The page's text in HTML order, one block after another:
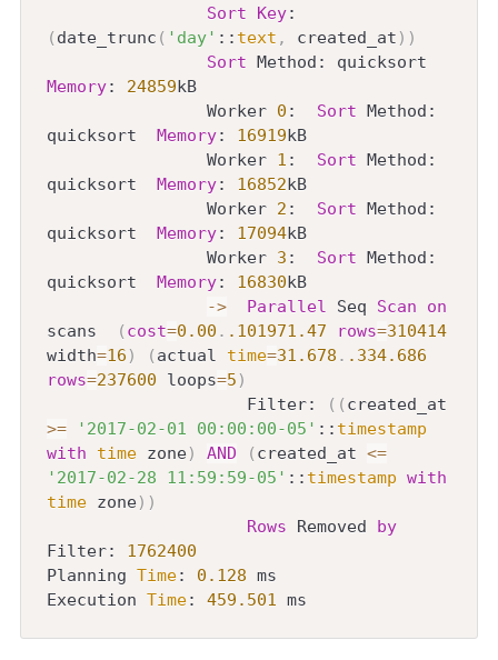
Sort
Key
( date_trunc ( 'day' :: text , created_at ) )
Sort
Memory: 24859kB
                Worker
0 : Sort Method:
quicksort Memory: 16919kB
                Worker
1 : Sort Method:
quicksort Memory: 16852kB
                Worker
2 : Sort Method:
quicksort Memory: 17094kB
                Worker
3 : Sort Method:
quicksort Memory: 16830kB
-> Parallel Seq Scan
on
scans
( cost=0.00 . .101971 .47 rows=310414
width=16 ) ( actual time=31.678 . .334.686
rows=237600 loops=5 )
                    Filter:
( (
>=
'2017-02-01 00:00:00-05' :: timestamp
with
time zone) AND ( created_at <=
'2017-02-28 11:59:59-05' :: timestamp with
time zone) )
Rows Removed by
Filter: 1762400
Planning Time: 0.128 ms
Execution Time: 459.501 ms